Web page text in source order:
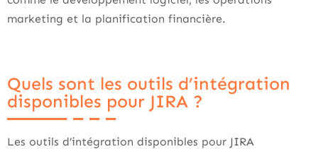
marketing et la planification financière.
Quels sont les outils d’intégration
disponibles pour JIRA ?
Les outils d’intégration disponibles pour JIRA